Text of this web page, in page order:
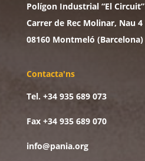
Polígon Industrial “El Circuit”
Carrer de Rec Molinar, Nau 4
08160 Montmeló (Barcelona)
Contacta'ns
Tel. +34 935 689 073
Fax +34 935 689 070
info@pania.org